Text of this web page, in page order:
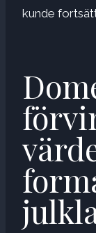
kunde